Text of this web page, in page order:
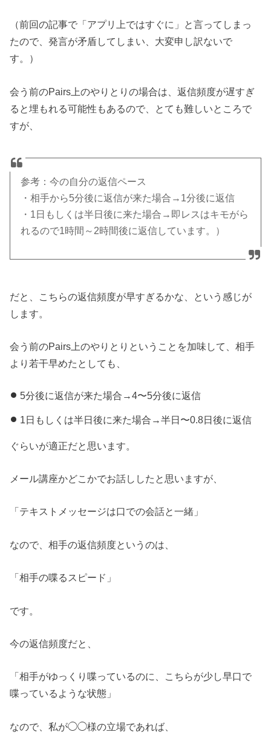
（前回の記事で「アプリ上ではすぐに」と言ってしまっ
たので、発言が矛盾してしまい、大変申し訳ないで
す。）
会う前のPairs上のやりとりの場合は、返信頻度が遅すぎ
ると埋もれる可能性もあるので、とても難しいところで
すが、
参考：今の自分の返信ペース
・相手から5分後に返信が来た場合→1分後に返信
・1日もしくは半日後に来た場合→即レスはキモがら
れるので1時間～2時間後に返信しています。）
だと、こちらの返信頻度が早すぎるかな、という感じが
します。
会う前のPairs上のやりとりということを加味して、相手
より若干早めたとしても、
5分後に返信が来た場合→4〜5分後に返信
1日もしくは半日後に来た場合→半日〜0.8日後に返信
ぐらいが適正だと思います。
メール講座かどこかでお話ししたと思いますが、
「テキストメッセージは口での会話と一緒」
なので、相手の返信頻度というのは、
「相手の喋るスピード」
です。
今の返信頻度だと、
「相手がゆっくり喋っているのに、こちらが少し早口で
喋っているような状態」
なので、私が◯◯様の立場であれば、